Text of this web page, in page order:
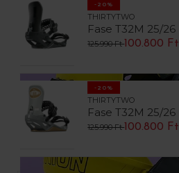
-20%
THIRTYTWO
Fase T32M 25/26
125.990 Ft 100.800 Ft
-20%
THIRTYTWO
Fase T32M 25/26
125.990 Ft 100.800 Ft